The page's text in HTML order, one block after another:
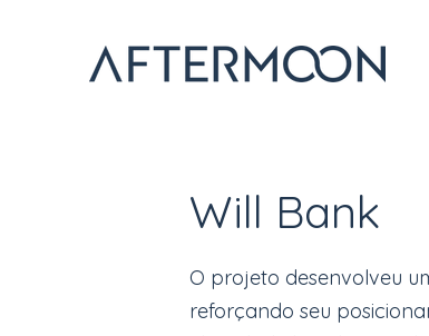
Will Bank
O projeto desenvolveu
reforçando seu